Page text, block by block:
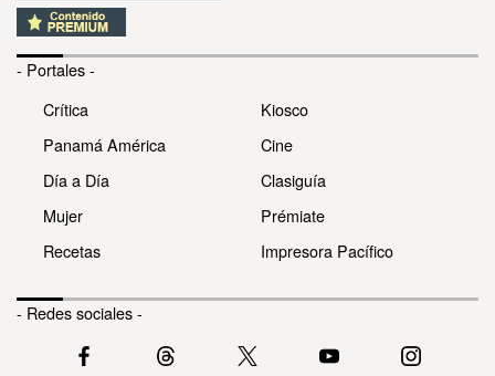
- Portales -
Crítica
Panamá América
Día a Día
Mujer
Recetas
Kiosco
Cine
Clasiguía
Prémiate
Impresora Pacífico
- Redes sociales -